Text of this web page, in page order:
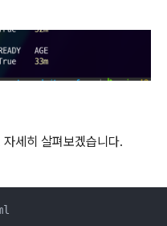
세히 살펴보겠습니다.